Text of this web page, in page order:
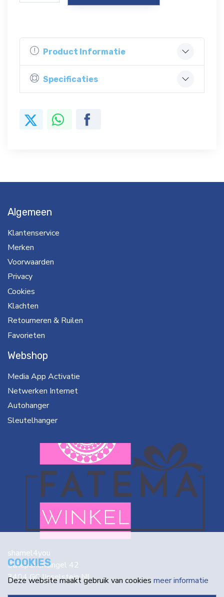
Product Informatie
Specificaties
shamel4you
Schepenensingel 42
3404 GC IJsselstein NL
Algemeen
Klantenservice
Merken
Voorwaarden
Privacy
Cookies
Klachten
Retourneren & Ruilen
Favorieten
Webshop
Media App Activatie
Netwerken Internet
Autohanger
Sleutelhanger
COOKIES
Deze website maakt gebruik van cookies meer informatie